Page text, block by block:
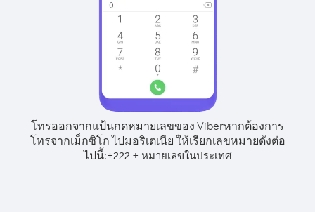
โทรออกจากแป้นกดหมายเลขของ Viberหากต้องการ
โทรจากเม็กซิโก ไปมอริเตเนีย ให้เรียกเลขหมายดังต่อ
ไปนี้:+222+ หมายเลขในประเทศ